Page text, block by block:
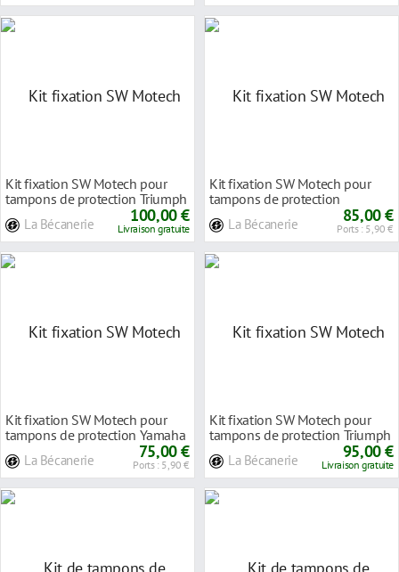
Kit fixation SW Motech pour
tampons de protection Triumph
La Bécanerie 100,00 €
Livraison gratuite
Kit fixation SW Motech pour
tampons de protection
La Bécanerie 85,00 €
Ports : 5,90 €
Kit fixation SW Motech pour
tampons de protection Yamaha
La Bécanerie 75,00 €
Ports : 5,90 €
Kit fixation SW Motech pour
tampons de protection Triumph
La Bécanerie 95,00 €
Livraison gratuite